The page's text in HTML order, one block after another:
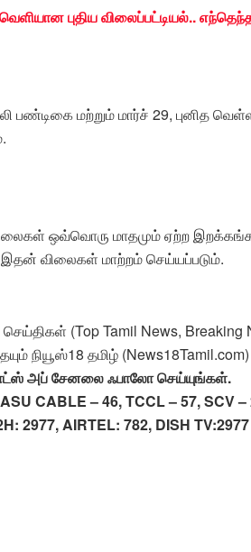
புதிய விலைப்பட்டியல்..
பண்டிகை மற்றும் மார்ச் 29, புனித
விலைகள் ஒவ்வொரு மாதமும் ஏற்ற
விலைகள் மாற்றம் செய்யப்படும்.
(Top Tamil News,
நியூஸ்18 தமிழ்
அப் சேனலை ஃபாலோ செய்யுங்கள்.
CABLE – 46, TCCL – 57, SCV
2977, AIRTEL: 782, DISH